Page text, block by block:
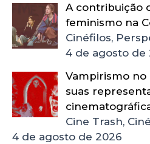
A contribuição
feminismo na
Cinéfilos,
4 de agosto de
Vampirismo no
suas
Cine Trash,
4 de agosto de 2026